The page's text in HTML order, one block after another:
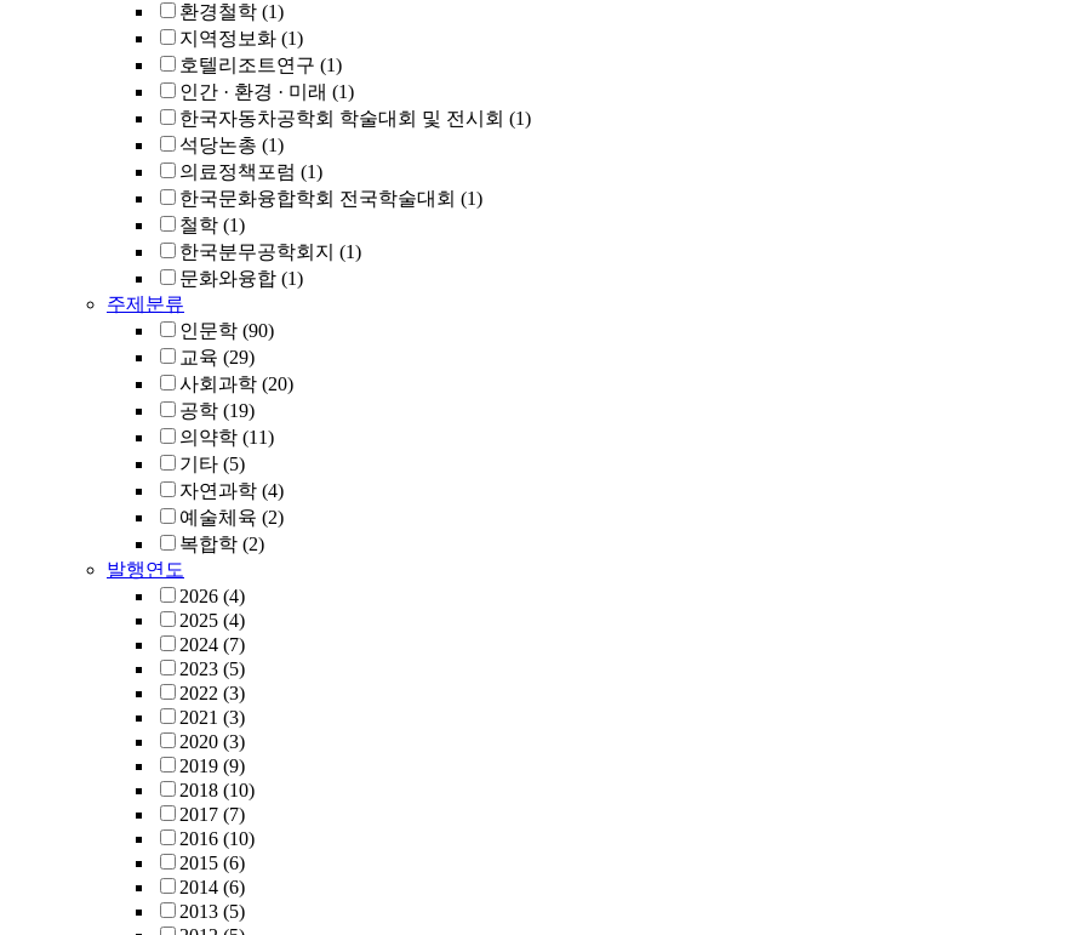
환경철학 (1)
지역정보화 (1)
호텔리조트연구 (1)
인간 · 환경 · 미래 (1)
한국자동차공학회 학술대회 및 전시회 (1)
석당논총 (1)
의료정책포럼 (1)
한국문화융합학회 전국학술대회 (1)
철학 (1)
한국분무공학회지 (1)
문화와융합 (1)
주제분류
인문학 (90)
교육 (29)
사회과학 (20)
공학 (19)
의약학 (11)
기타 (5)
자연과학 (4)
예술체육 (2)
복합학 (2)
발행연도
2026 (4)
2025 (4)
2024 (7)
2023 (5)
2022 (3)
2021 (3)
2020 (3)
2019 (9)
2018 (10)
2017 (7)
2016 (10)
2015 (6)
2014 (6)
2013 (5)